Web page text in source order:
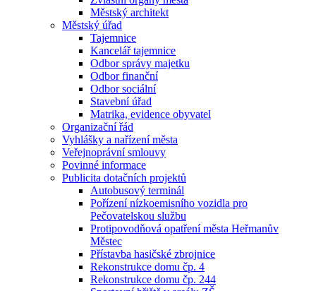
Městský architekt
Městský úřad
Tajemnice
Kancelář tajemnice
Odbor správy majetku
Odbor finanční
Odbor sociální
Stavební úřad
Matrika, evidence obyvatel
Organizační řád
Vyhlášky a nařízení města
Veřejnoprávní smlouvy
Povinné informace
Publicita dotačních projektů
Autobusový terminál
Pořízení nízkoemisního vozidla pro
Pečovatelskou službu
Protipovodňová opatření města Heřmanův
Městec
Přístavba hasičské zbrojnice
Rekonstrukce domu čp. 4
Rekonstrukce domu čp. 244